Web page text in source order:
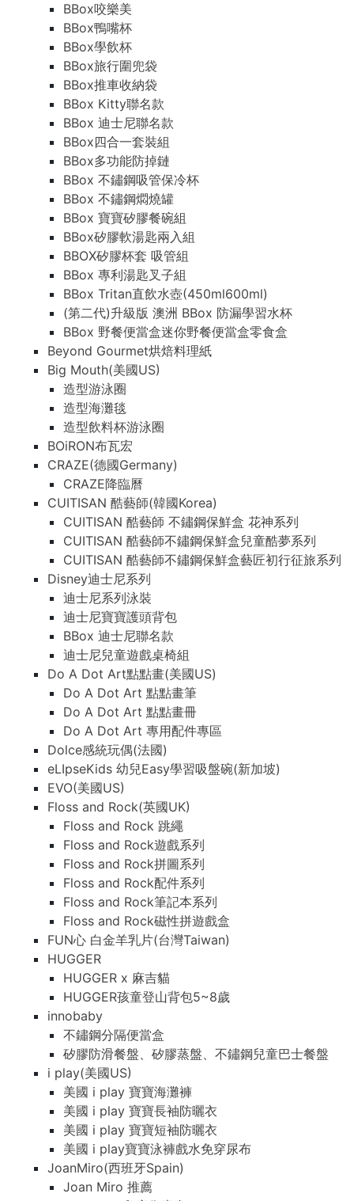
BBox咬樂美
BBox鴨嘴杯
BBox學飲杯
BBox旅行圍兜袋
BBox推車收納袋
BBox Kitty聯名款
BBox 迪士尼聯名款
BBox四合一套裝組
BBox多功能防掉鏈
BBox 不鏽鋼吸管保冷杯
BBox 不鏽鋼燜燒罐
BBox 寶寶矽膠餐碗組
BBox矽膠軟湯匙兩入組
BBOX矽膠杯套 吸管組
BBox 專利湯匙叉子組
BBox Tritan直飲水壺(450ml600ml)
(第二代)升級版 澳洲 BBox 防漏學習水杯
BBox 野餐便當盒迷你野餐便當盒零食盒
Beyond Gourmet烘焙料理紙
Big Mouth(美國US)
造型游泳圈
造型海灘毯
造型飲料杯游泳圈
BOiRON布瓦宏
CRAZE(德國Germany)
CRAZE降臨曆
CUITISAN 酷藝師(韓國Korea)
CUITISAN 酷藝師 不鏽鋼保鮮盒 花神系列
CUITISAN 酷藝師不鏽鋼保鮮盒兒童酷夢系列
CUITISAN 酷藝師不鏽鋼保鮮盒藝匠初行征旅系列
Disney迪士尼系列
迪士尼系列泳裝
迪士尼寶寶護頭背包
BBox 迪士尼聯名款
迪士尼兒童遊戲桌椅組
Do A Dot Art點點畫(美國US)
Do A Dot Art 點點畫筆
Do A Dot Art 點點畫冊
Do A Dot Art 專用配件專區
Dolce感統玩偶(法國)
eLIpseKids 幼兒Easy學習吸盤碗(新加坡)
EVO(美國US)
Floss and Rock(英國UK)
Floss and Rock 跳繩
Floss and Rock遊戲系列
Floss and Rock拼圖系列
Floss and Rock配件系列
Floss and Rock筆記本系列
Floss and Rock磁性拼遊戲盒
FUN心 白金羊乳片(台灣Taiwan)
HUGGER
HUGGER x 麻吉貓
HUGGER孩童登山背包5~8歲
innobaby
不鏽鋼分隔便當盒
矽膠防滑餐盤、矽膠蒸盤、不鏽鋼兒童巴士餐盤
i play(美國US)
美國 i play 寶寶海灘褲
美國 i play 寶寶長袖防曬衣
美國 i play 寶寶短袖防曬衣
美國 i play寶寶泳褲戲水免穿尿布
JoanMiro(西班牙Spain)
Joan Miro 推薦